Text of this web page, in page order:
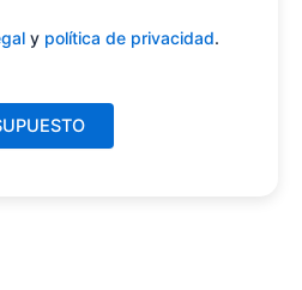
y política de privacidad.